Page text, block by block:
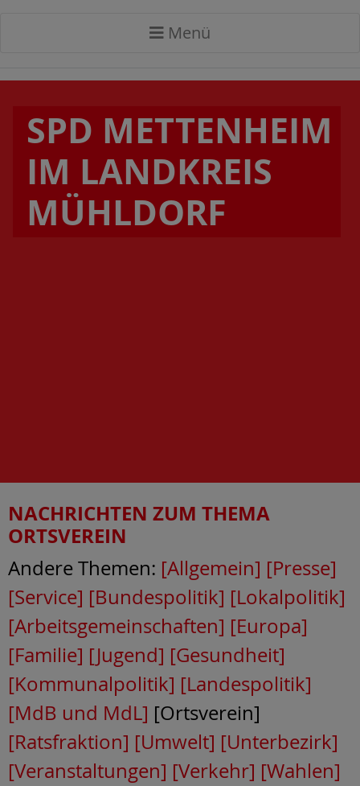
Menü
SPD METTENHEIM
IM LANDKREIS
MÜHLDORF
NACHRICHTEN ZUM THEMA
ORTSVEREIN
Andere Themen: [Allgemein] [Presse]
[Service] [Bundespolitik] [Lokalpolitik]
[Arbeitsgemeinschaften] [Europa]
[Familie] [Jugend] [Gesundheit]
[Kommunalpolitik] [Landespolitik]
[MdB und MdL] [Ortsverein]
[Ratsfraktion] [Umwelt] [Unterbezirk]
[Veranstaltungen] [Verkehr] [Wahlen]